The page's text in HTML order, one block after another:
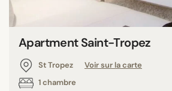
Apartment Saint-Tropez
St Tropez
Voir sur la carte
1 chambre